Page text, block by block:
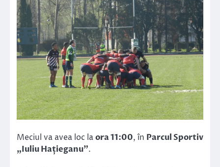
Meciul va avea loc laora 11:00, în Parcul Sportiv
„Iuliu Hațieganu”.